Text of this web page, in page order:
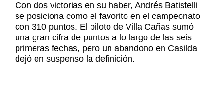
Con dos victorias en su haber, Andrés Batistelli
se posiciona como el favorito en el campeonato
con 310 puntos. El piloto de Villa Cañas sumó
una gran cifra de puntos a lo largo de las seis
primeras fechas, pero un abandono en Casilda
dejó en suspenso la definición.